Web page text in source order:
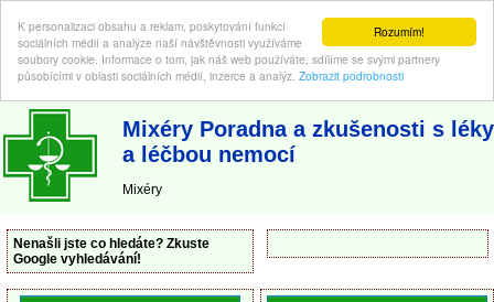
Rozumím!
K personalizaci obsahu a reklam, poskytování funkcí
sociálních médií a analýze naší návštěvnosti využíváme
soubory cookie. Informace o tom, jak náš web používáte, sdílíme se svými partnery
působícími v oblasti sociálních médií, inzerce a analýz. Zobrazit podrobnosti
ABC-LEKARNA.cz | Poradna a zkušenosti s léky a léčbou nemocí
Mixéry Poradna a zkušenosti s léky
a léčbou nemocí
Mixéry
Nenašli jste co hledáte? Zkuste
Google vyhledávání!